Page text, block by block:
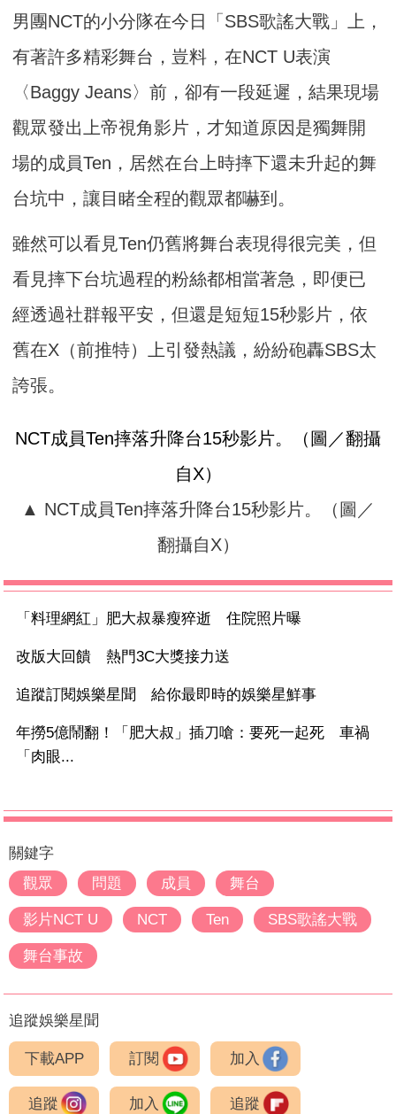
男團NCT的小分隊在今日「SBS歌謠大戰」上，
有著許多精彩舞台，豈料，在NCT U表演
〈Baggy Jeans〉前，卻有一段延遲，結果現場
觀眾發出上帝視角影片，才知道原因是獨舞開
場的成員Ten，居然在台上時摔下還未升起的舞
台坑中，讓目睹全程的觀眾都嚇到。
雖然可以看見Ten仍舊將舞台表現得很完美，但
看見摔下台坑過程的粉絲都相當著急，即便已
經透過社群報平安，但還是短短15秒影片，依
舊在X（前推特）上引發熱議，紛紛砲轟SBS太
誇張。
NCT成員Ten摔落升降台15秒影片。（圖／翻攝
自X）
▲ NCT成員Ten摔落升降台15秒影片。（圖／
翻攝自X）
「料理網紅」肥大叔暴瘦猝逝 住院照片曝
改版大回饋 熱門3C大獎接力送
追蹤訂閱娛樂星聞 給你最即時的娛樂星鮮事
年撈5億鬧翻！「肥大叔」插刀嗆：要死一起死 車禍
「肉眼...
關鍵字
觀眾
問題 成員 舞台
影片NCT U NCT Ten SBS歌謠大戰
舞台事故
追蹤娛樂星聞
下載APP 訂閱 加入
追蹤 加入 追蹤